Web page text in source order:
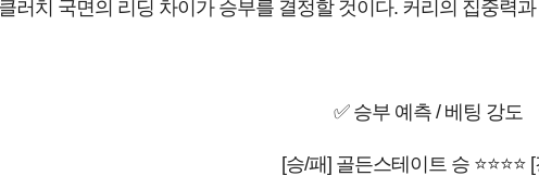
러치 국면의 리딩 차이가 승부를 결정할 것이다. 커리의 집중력
✅ 승부 예측 / 베팅 강도
[승/패] 골든스테이트 승 ⭐⭐⭐⭐